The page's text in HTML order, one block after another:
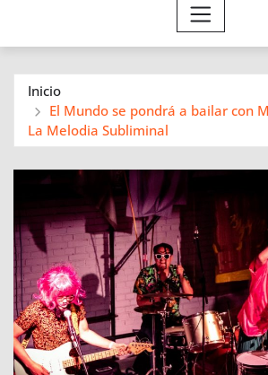
Inicio
El Mundo se pondrá a bailar con
La Melodia Subliminal